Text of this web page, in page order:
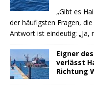
„Gibt es
der häufigsten Fragen,
Antwort ist eindeutig:
Eigner
verlässt
Richtung